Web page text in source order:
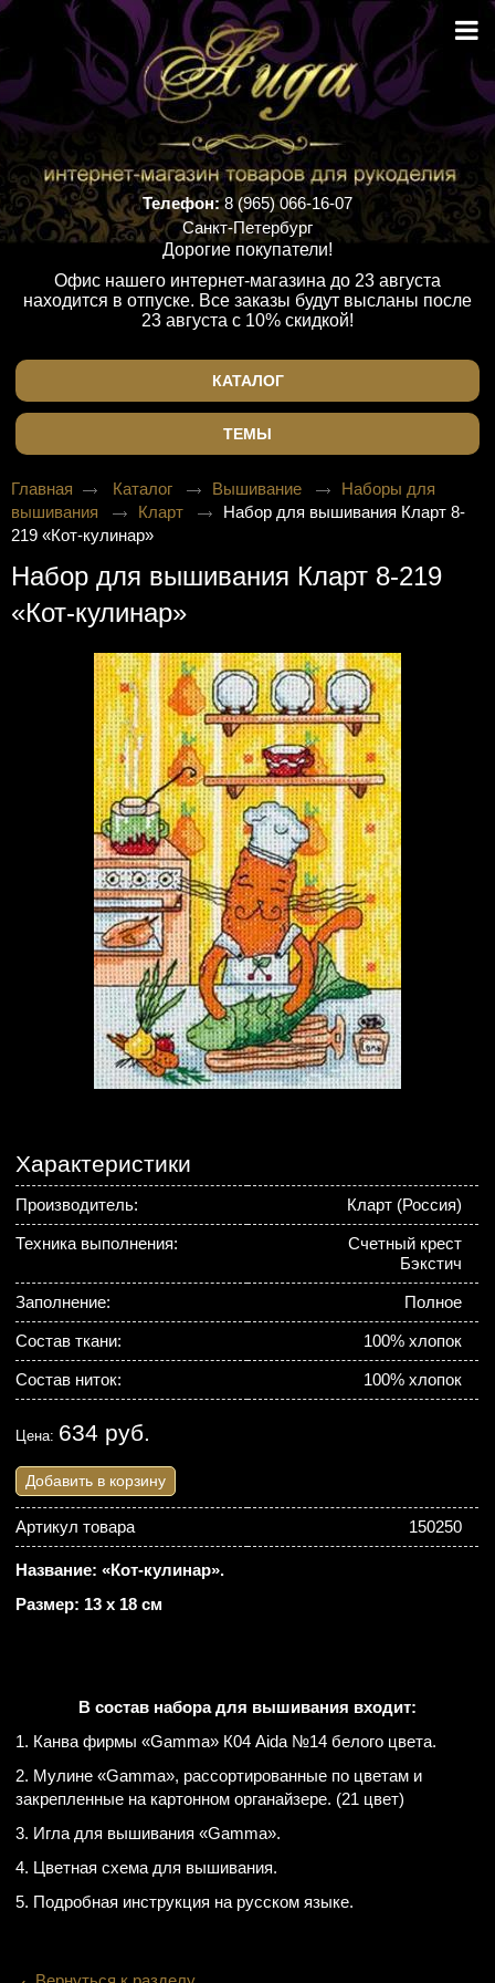
Телефон:8 (965) 066-16-07
Санкт-Петербург
Дорогие покупатели!
Офис нашего интернет-магазина до 23 августа
находится в отпуске. Все заказы будут высланы после
23 августа с 10% скидкой!
КАТАЛОГ
ТЕМЫ
Главная Каталог Вышивание
Наборы для
вышивания
Кларт
Набор для вышивания Кларт 8-
219 «Кот-кулинар»
Набор для вышивания Кларт 8-219
«Кот-кулинар»
Характеристики
Производитель: Кларт (Россия)
Техника выполнения:
Счетный крест
Бэкстич
Заполнение: Полное
Состав ткани: 100% хлопок
Состав ниток: 100% хлопок
Цена: 634 руб.
Добавить в корзину
Артикул товара 150250
Название: «Кот-кулинар».
Размер: 13 х 18 см
В состав набора для вышивания входит:
1. Канва фирмы «Gamma» К04 Aida №14 белого цвета.
2. Мулине «Gamma», рассортированные по цветам и
закрепленные на картонном органайзере. (21 цвет)
3. Игла для вышивания «Gamma».
4. Цветная схема для вышивания.
5. Подробная инструкция на русском языке.